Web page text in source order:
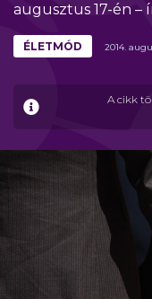
augusztus 17-én –
A cikk
ÉLETMÓD 2014.